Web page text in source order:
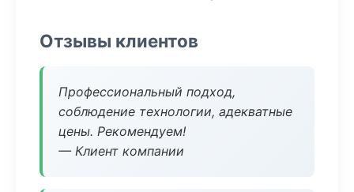
Отзывы клиентов
Профессиональный подход,
соблюдение технологии, адекватные
цены. Рекомендуем!
— Клиент компании